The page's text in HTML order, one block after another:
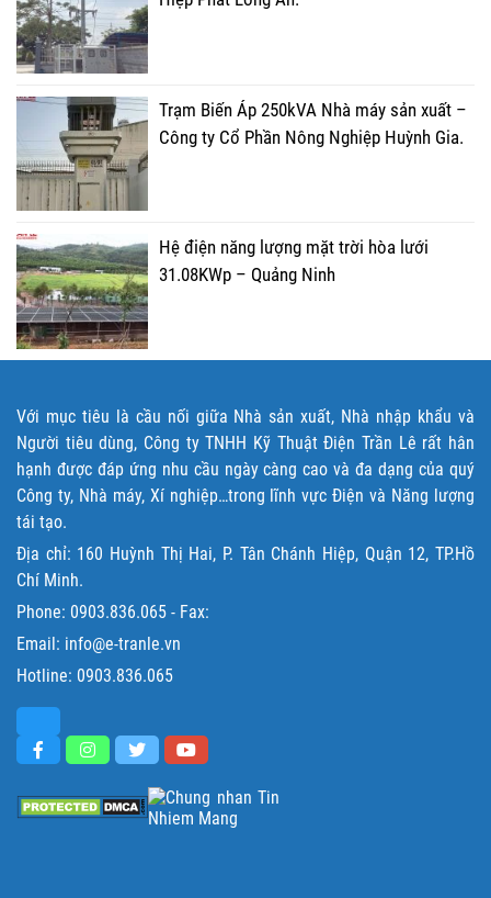
Trạm Biến Áp 250kVA Nhà máy sản xuất –
Công ty Cổ Phần Nông Nghiệp Huỳnh Gia.
Hệ điện năng lượng mặt trời hòa lưới
31.08KWp – Quảng Ninh
Với mục tiêu là cầu nối giữa Nhà sản xuất, Nhà nhập khẩu và
Người tiêu dùng, Công ty TNHH Kỹ Thuật Điện Trần Lê rất hân
hạnh được đáp ứng nhu cầu ngày càng cao và đa dạng của quý
Công ty, Nhà máy, Xí nghiệp…trong lĩnh vực Điện và Năng lượng
tái tạo.
Địa chỉ: 160 Huỳnh Thị Hai, P. Tân Chánh Hiệp, Quận 12, TP.Hồ
Chí Minh.
Phone: 0903.836.065 - Fax:
Email: info@e-tranle.vn
Hotline: 0903.836.065